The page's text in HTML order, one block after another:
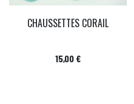
CHAUSSETTES CORAIL
Prix
15,00 €